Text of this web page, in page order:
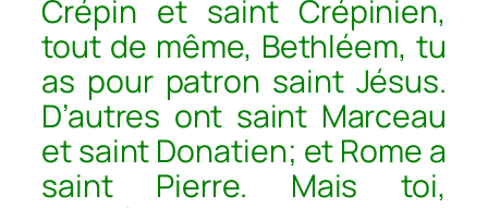
Crépin et saint Crépinien,
tout de même, Bethléem, tu
as pour patron saint Jésus.
D’autres ont saint Marceau
et saint Donatien; et Rome a
saint Pierre. Mais toi,